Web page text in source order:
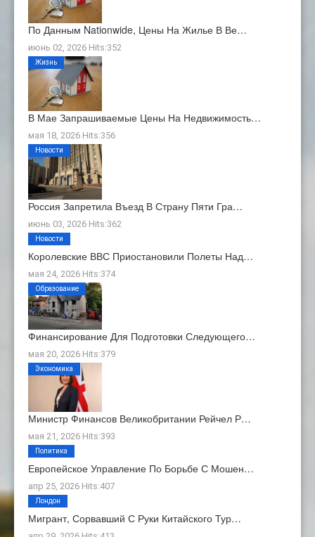
По Данным Nationwide, Цены На Жилье В Ве…
июнь 02, 2026 Hits:352
В Мае Запрашиваемые Цены На Недвижимость…
мая 18, 2026 Hits:356
Жизнь
Россия Запретила Въезд В Страну Пяти Гра…
июнь 03, 2026 Hits:362
Новости
Королевские ВВС Приостановили Полеты Над…
мая 24, 2026 Hits:374
Новости
Финансирование Для Подготовки Следующего…
мая 20, 2026 Hits:379
Образование
Министр Финансов Великобритании Рейчел Р…
мая 21, 2026 Hits:393
Экономика
Европейское Управление По Борьбе С Мошен…
апр 25, 2026 Hits:407
Политика
Мигрант, Сорвавший С Руки Китайского Тур…
Лондон